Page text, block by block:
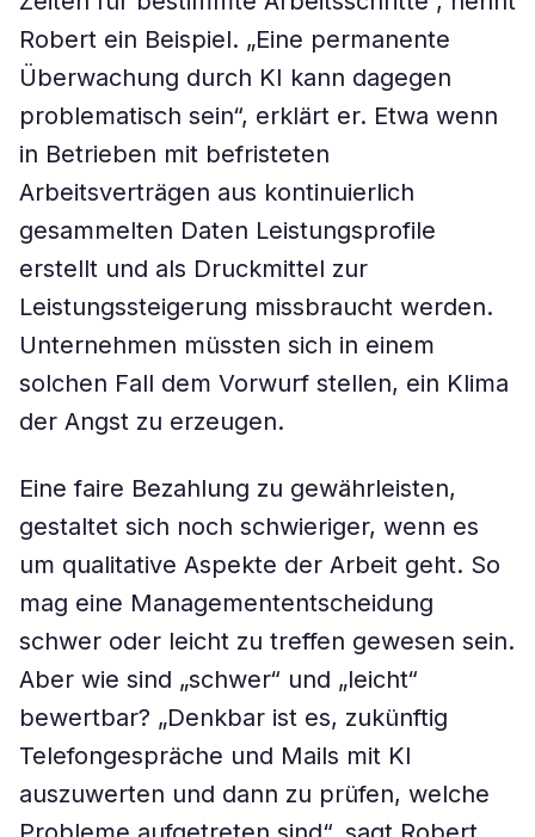
Robert ein Beispiel. „Eine permanente
Überwachung durch KI kann dagegen
problematisch sein“, erklärt er. Etwa wenn
in Betrieben mit befristeten
Arbeitsverträgen aus kontinuierlich
gesammelten Daten Leistungsprofile
erstellt und als Druckmittel zur
Leistungssteigerung missbraucht werden.
Unternehmen müssten sich in einem
solchen Fall dem Vorwurf stellen, ein Klima
der Angst zu erzeugen.
Eine faire Bezahlung zu gewährleisten,
gestaltet sich noch schwieriger, wenn es
um qualitative Aspekte der Arbeit geht. So
mag eine Managemententscheidung
schwer oder leicht zu treffen gewesen sein.
Aber wie sind „schwer“ und „leicht“
bewertbar? „Denkbar ist es, zukünftig
Telefongespräche und Mails mit KI
auszuwerten und dann zu prüfen, welche